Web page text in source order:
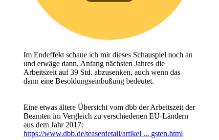
Im Endeffekt schaue ich mir dieses Schauspiel noch an
und erwäge dann, Anfang nächsten Jahres die
Arbeitszeit auf 39 Std. abzusenken, auch wenn das
dann eine Besoldungseinbußung bedeutet.
Eine etwas ältere Übersicht vom dbb der Arbeitszeit der
Beamten im Vergleich zu verschiedenen EU-Ländern
aus dem Jahr 2017:
https://www.dbb.de/teaserdetail/artikel ... gsten.html